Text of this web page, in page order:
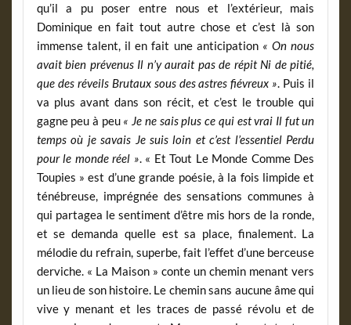
qu’il a pu poser entre nous et l’extérieur, mais
Dominique en fait tout autre chose et c’est là son
immense talent, il en fait une anticipation « On nous
avait bien prévenus Il n’y aurait pas de répit Ni de pitié,
que des réveils Brutaux sous des astres fiévreux ». Puis il
va plus avant dans son récit, et c’est le trouble qui
gagne peu à peu « Je ne sais plus ce qui est vrai Il fut un
temps où je savais Je suis loin et c’est l’essentiel Perdu
pour le monde réel ». « Et Tout Le Monde Comme Des
Toupies » est d’une grande poésie, à la fois limpide et
ténébreuse, imprégnée des sensations communes à
qui partagea le sentiment d’être mis hors de la ronde,
et se demanda quelle est sa place, finalement. La
mélodie du refrain, superbe, fait l’effet d’une berceuse
derviche. « La Maison » conte un chemin menant vers
un lieu de son histoire. Le chemin sans aucune âme qui
vive y menant et les traces de passé révolu et de